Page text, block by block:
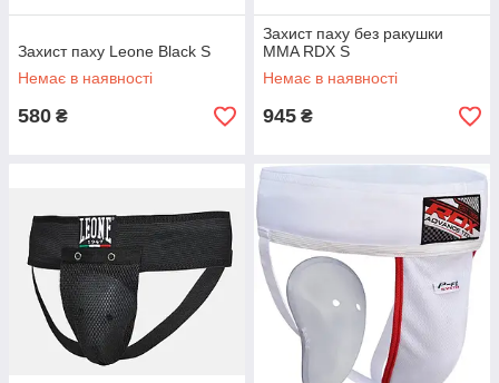
Захист паху Leone Black S
Немає в наявності
580 ₴
Захист паху без ракушки
MMA RDX S
Немає в наявності
945 ₴